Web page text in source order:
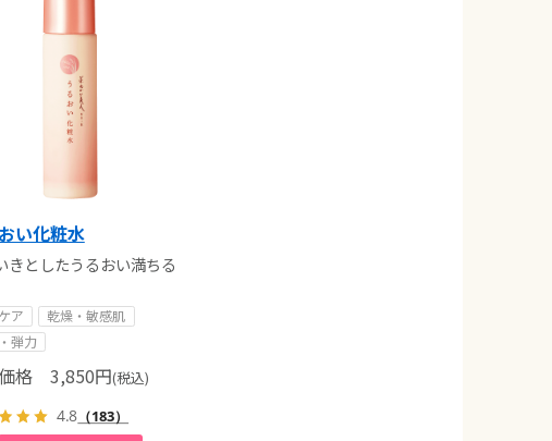
い化粧水
きとしたうるおい満ちる
ア
乾燥・敏感肌
弾力
格3,850円(税込)
4.8 （183）